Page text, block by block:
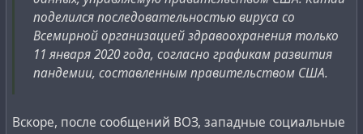
challenger# iran#nasa#massmedia#memory #past
Спустя примерно полтора месяца после катастрофы в
Гандере, в прямом эфире телевидения взорвался
шаттл. Внимание прессы и общественности было
быстро переведено с 256 погибших военнослужащих
на 7 погибших астронавтов шаттла (или, как
некоторые считают, может, даже и не погибших).
поделился последовательностью вируса со
Всемирной организацией здравоохранения только
11 января 2020 года, согласно графикам развития
пандемии, составленным правительством США.
Вскоре, после сообщений ВОЗ, западные социальные